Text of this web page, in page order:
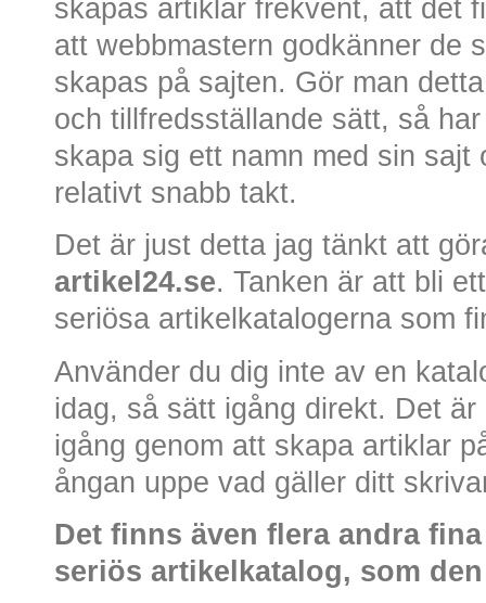
skapas artiklar frekvent, att det
att webbmastern godkänner de
skapas på sajten. Gör man
och tillfredsställande sätt, så
skapa sig ett namn med sin sajt
relativt snabb takt.
Det är just detta jag tänkt att
artikel24.se. Tanken är att bli
seriösa artikelkatalogerna som
Använder du dig inte av en
idag, så sätt igång direkt. Det
igång genom att skapa artiklar
ångan uppe vad gäller ditt
Det finns även flera andra
seriös artikelkatalog, som